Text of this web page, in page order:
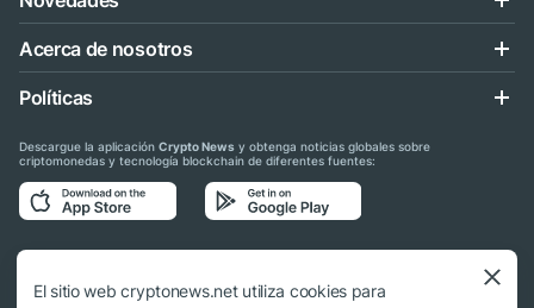
Acerca de nosotros
Políticas
Descargue la aplicación Crypto News y obtenga noticias globales sobre
criptomonedas y tecnología blockchain de diferentes fuentes:
Síganos en las redes sociales
El sitio web cryptonews.net utiliza cookies para